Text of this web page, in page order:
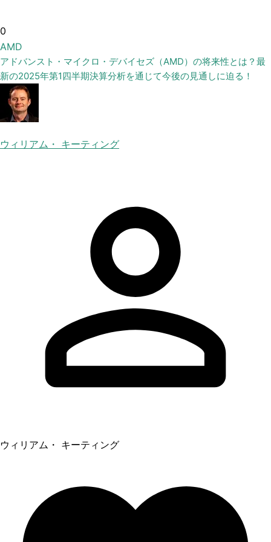
0
AMD
アドバンスト・マイクロ・デバイセズ（AMD）の将来性とは？最
新の2025年第1四半期決算分析を通じて今後の見通しに迫る！
ウィリアム・ キーティング
ウィリアム・ キーティング